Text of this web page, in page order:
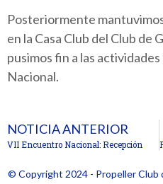
Posteriormente
en la Casa Club del Club de
pusimos fin a las
Nacional.
NOTICIA ANTERIOR
VII Encuentro Nacional: Recepción
© Copyright 2024 - Propeller Club